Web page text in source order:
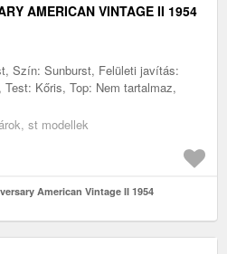
AMERICAN VINTAGE II 1954
Szín: Sunburst, Felületi javítás:
Kőris, Top: Nem tartalmaz,
st modellek
American Vintage II 1954